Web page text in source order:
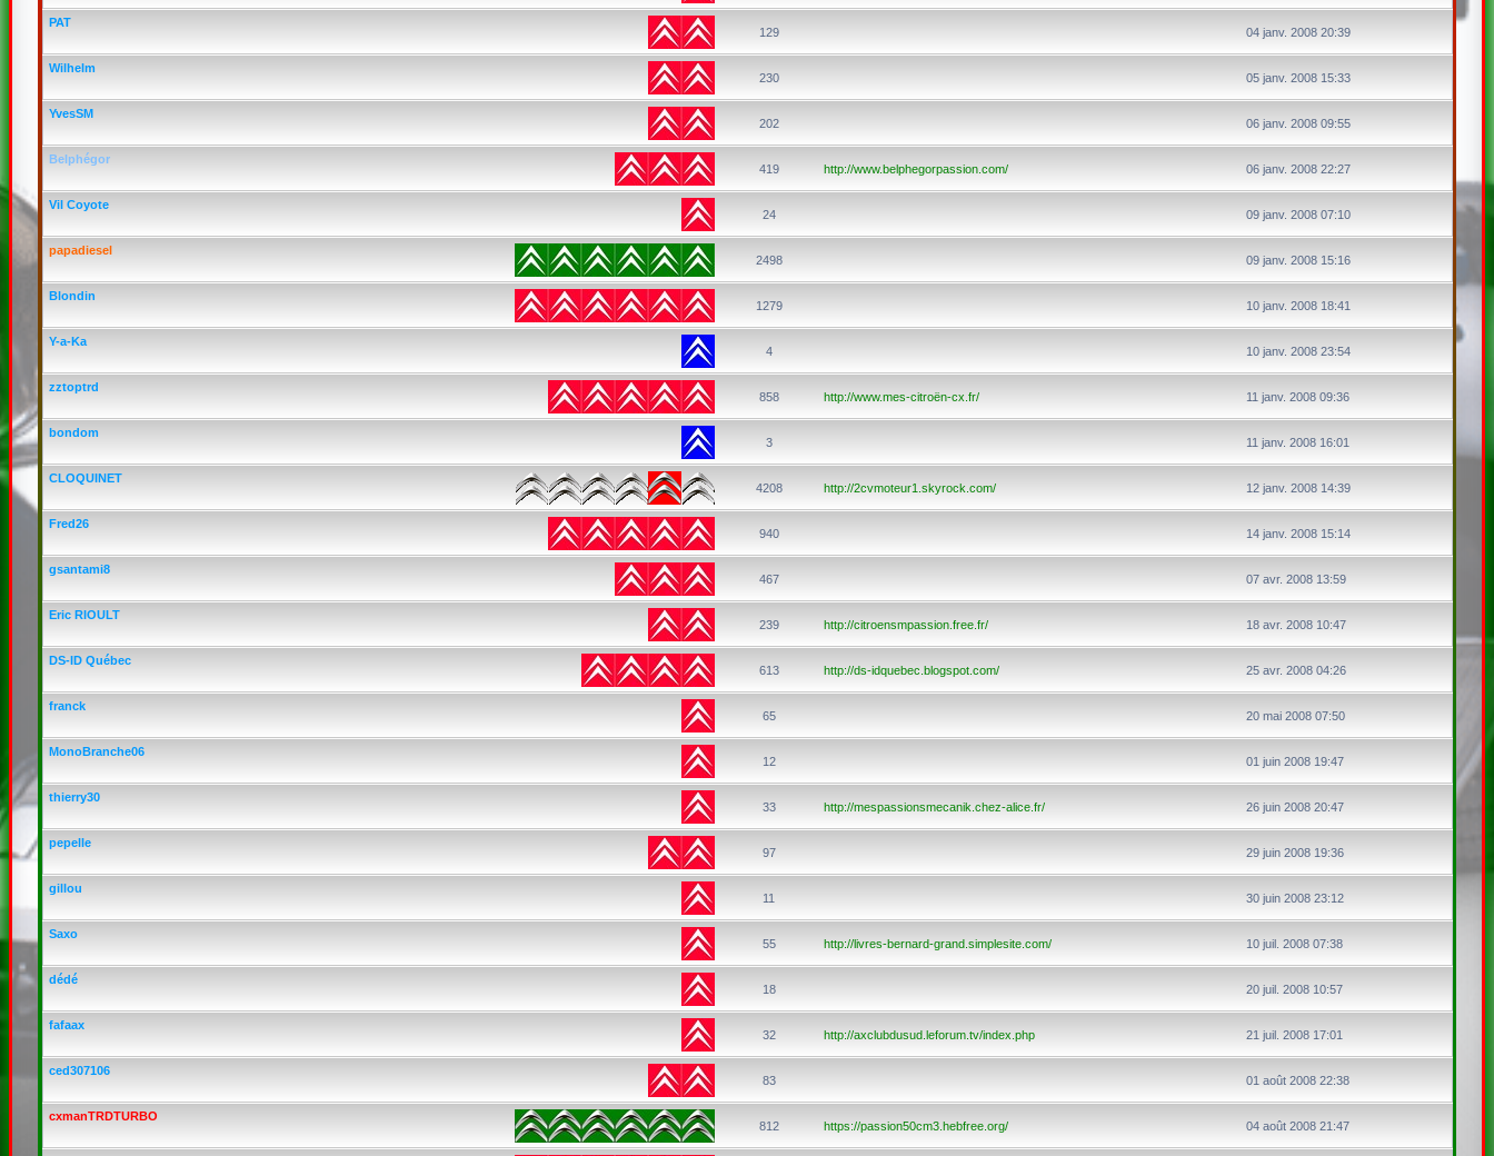
PAT
129 04 janv. 2008 20:39
Wilhelm
230 05 janv. 2008 15:33
YvesSM
202 06 janv. 2008 09:55
Belphégor
419 http://www.belphegorpassion.com/ 06 janv. 2008 22:27
Vil Coyote
24 09 janv. 2008 07:10
papadiesel
2498 09 janv. 2008 15:16
Blondin
1279 10 janv. 2008 18:41
Y-a-Ka
4 10 janv. 2008 23:54
zztoptrd
858 http://www.mes-citroën-cx.fr/ 11 janv. 2008 09:36
bondom
3 11 janv. 2008 16:01
CLOQUINET
4208 http://2cvmoteur1.skyrock.com/ 12 janv. 2008 14:39
Fred26
940 14 janv. 2008 15:14
gsantami8
467 07 avr. 2008 13:59
Eric RIOULT
239 http://citroensmpassion.free.fr/ 18 avr. 2008 10:47
DS-ID Québec
613 http://ds-idquebec.blogspot.com/ 25 avr. 2008 04:26
franck
65 20 mai 2008 07:50
MonoBranche06
12 01 juin 2008 19:47
thierry30
33 http://mespassionsmecanik.chez-alice.fr/ 26 juin 2008 20:47
pepelle
97 29 juin 2008 19:36
gillou
11 30 juin 2008 23:12
Saxo
55 http://livres-bernard-grand.simplesite.com/ 10 juil. 2008 07:38
dédé
18 20 juil. 2008 10:57
fafaax
32 http://axclubdusud.leforum.tv/index.php 21 juil. 2008 17:01
ced307106
83 01 août 2008 22:38
cxmanTRDTURBO
812 https://passion50cm3.hebfree.org/ 04 août 2008 21:47